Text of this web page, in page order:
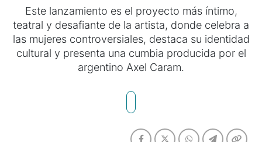
Este lanzamiento es el proyecto más íntimo,
teatral y desafiante de la artista, donde celebra a
las mujeres controversiales, destaca su identidad
cultural y presenta una cumbia producida por el
argentino Axel Caram.